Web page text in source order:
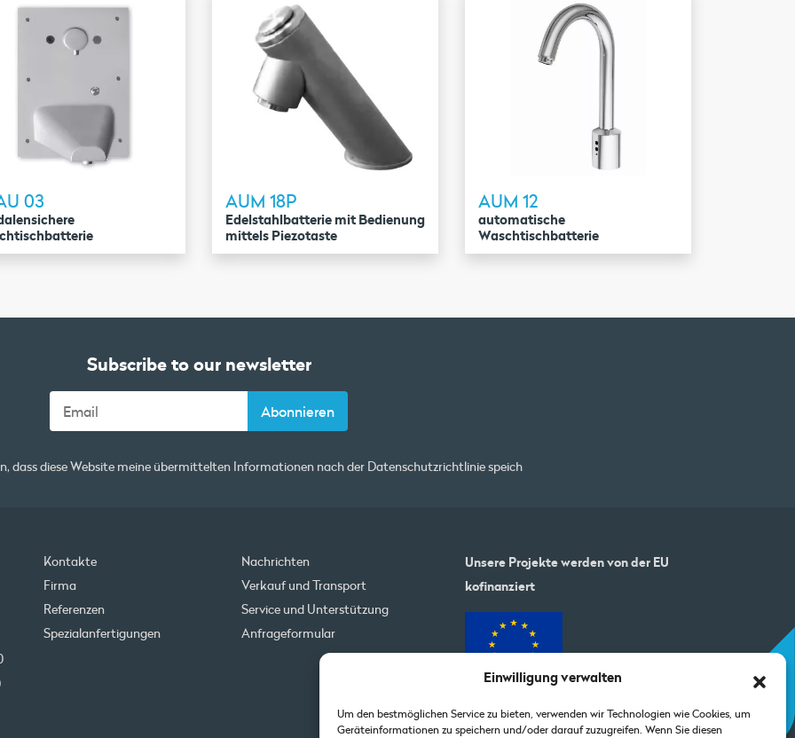
Einwilligung verwalten
Um den bestmöglichen Service zu bieten, verwenden wir Technologien wie Cookies, um
Geräteinformationen zu speichern und/oder darauf zuzugreifen. Wenn Sie diesen
03 AUM 18P
Edelstahlbatterie mit Bedienung
mittels Piezotaste
AUM 12
automatische
Waschtischbatterie
Subscribe to our newsletter
dass diese Website meine übermittelten Informationen nach der Datenschutzrichtliniespeich
Kontakte
Nachrichten
Firma
Verkauf und Transport
Referenzen
Service und Unterstützung
Spezialanfertigungen
Anfrageformular
Unsere Projekte werden von der EU
kofinanziert